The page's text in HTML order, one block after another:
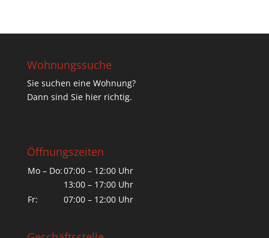
Wohnungssuche
Sie suchen eine Wohnung?
Dann sind Sie hier richtig.
Öffnungszeiten
Mo – Do:07:00 – 12:00 Uhr
13:00 – 17:00 Uhr
Fr:
07:00 – 12:00 Uhr